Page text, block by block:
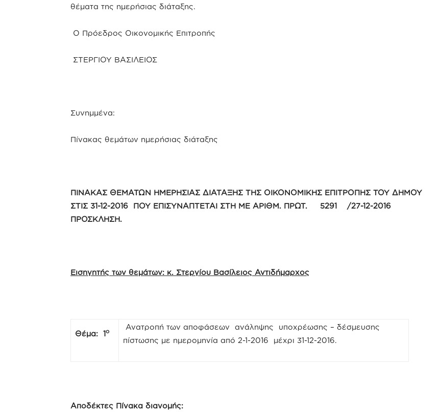
θέματα της ημερήσιας διάταξης.
Ο Πρόεδρος Οικονομικής Επιτροπής
ΣΤΕΡΓΙΟΥ ΒΑΣΙΛΕΙΟΣ
Συνημμένα:
Πίνακας θεμάτων ημερήσιας διάταξης
ΠΙΝΑΚΑΣ ΘΕΜΑΤΩΝ ΗΜΕΡΗΣΙΑΣ ΔΙΑΤΑΞΗΣ ΤΗΣ ΟΙΚΟΝΟΜΙΚΗΣ ΕΠΙΤΡΟΠΗΣ ΤΟΥ ΔΗΜΟΥ
ΣΤΙΣ 31-12-2016 ΠΟΥ ΕΠΙΣΥΝΑΠΤΕΤΑΙ ΣΤΗ ΜΕ ΑΡΙΘΜ. ΠΡΩΤ. 5291 /27-12-2016
ΠΡΟΣΚΛΗΣΗ.
Εισηγητής των θεμάτων: κ. Στεργίου Βασίλειος Αντιδήμαρχος
Θέμα: 1ο
Ανατροπή των αποφάσεων ανάληψης υποχρέωσης – δέσμευσης
πίστωσης με ημερομηνία από 2-1-2016 μέχρι 31-12-2016.
Αποδέκτες Πίνακα διανομής: